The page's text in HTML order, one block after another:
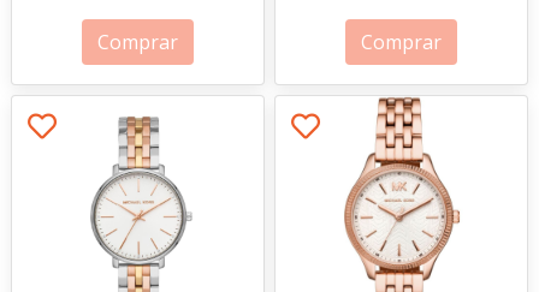
Comprar Comprar